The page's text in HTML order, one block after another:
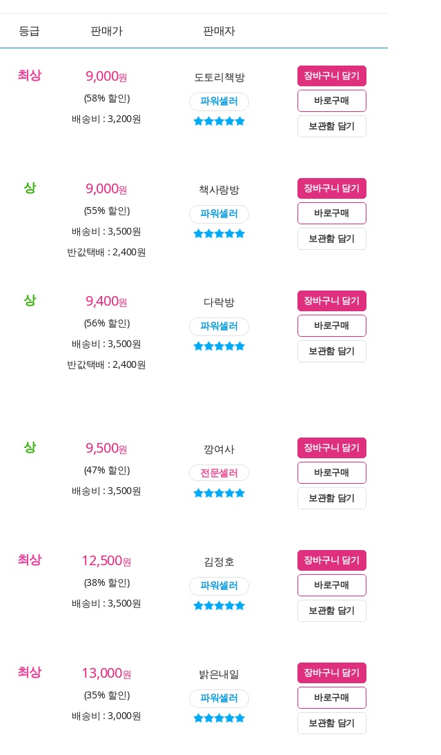
등급 판매가 판매자
최상 9,000원
(58% 할인)
배송비 : 3,200원
도토리책방
파워셀러
장바구니 담기
바로구매
보관함 담기
상 9,000원
(55% 할인)
배송비 : 3,500원
반값택배 : 2,400원
책사랑방
파워셀러
장바구니 담기
바로구매
보관함 담기
상 9,400원
(56% 할인)
배송비 : 3,500원
반값택배 : 2,400원
다락방
파워셀러
장바구니 담기
바로구매
보관함 담기
상 9,500원
(47% 할인)
배송비 : 3,500원
깡여사
전문셀러
장바구니 담기
바로구매
보관함 담기
최상 12,500원
(38% 할인)
배송비 : 3,500원
김정호
파워셀러
장바구니 담기
바로구매
보관함 담기
최상 13,000원
(35% 할인)
배송비 : 3,000원
밝은내일
파워셀러
장바구니 담기
바로구매
보관함 담기